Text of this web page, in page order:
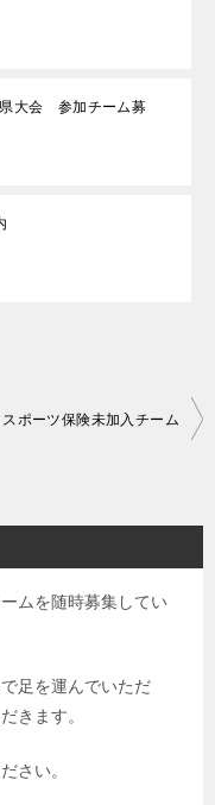
大会 参加チーム募
スポーツ保険未加入チーム
ムを随時募集してい
足を運んでいただ
きます。
さい。